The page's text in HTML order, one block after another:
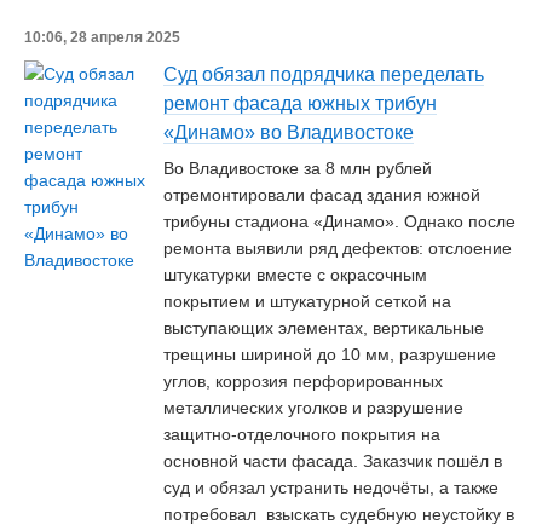
10:06, 28 апреля 2025
Суд обязал подрядчика переделать
ремонт фасада южных трибун
«Динамо» во Владивостоке
Во Владивостоке за 8 млн рублей
отремонтировали фасад здания южной
трибуны стадиона «Динамо». Однако после
ремонта выявили ряд дефектов: отслоение
штукатурки вместе с окрасочным
покрытием и штукатурной сеткой на
выступающих элементах, вертикальные
трещины шириной до 10 мм, разрушение
углов, коррозия перфорированных
металлических уголков и разрушение
защитно-отделочного покрытия на
основной части фасада. Заказчик пошёл в
суд и обязал устранить недочёты, а также
потребовал взыскать судебную неустойку в